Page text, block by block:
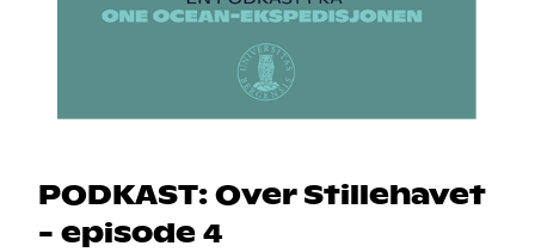
PODKAST: Over Stillehavet
- episode 4